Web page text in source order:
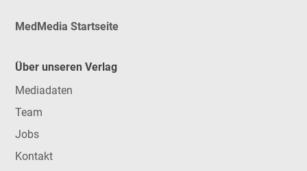
MedMedia Startseite
Über unseren Verlag
Mediadaten
Team
Jobs
Kontakt